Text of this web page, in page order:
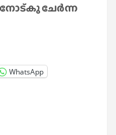
ചേർന്ന
WhatsApp